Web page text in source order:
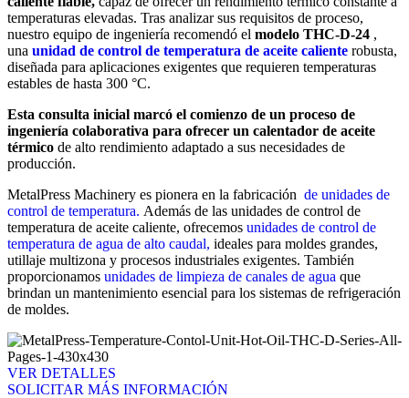
temperaturas elevadas. Tras analizar sus requisitos de proceso,
nuestro equipo de ingeniería recomendó el modelo THC-D-24 ,
una unidad de control de temperatura de aceite caliente robusta,
diseñada para aplicaciones exigentes que requieren temperaturas
estables de hasta 300 °C.
Esta consulta inicial marcó el comienzo de un proceso de
ingeniería colaborativa para ofrecer un calentador de aceite
térmico de alto rendimiento adaptado a sus necesidades de
producción.
MetalPress Machinery es pionera en la fabricación de unidades de
control de temperatura. Además de las unidades de control de
temperatura de aceite caliente, ofrecemos unidades de control de
temperatura de agua de alto caudal, ideales para moldes grandes,
utillaje multizona y procesos industriales exigentes. También
proporcionamos unidades de limpieza de canales de agua que
brindan un mantenimiento esencial para los sistemas de refrigeración
de moldes.
VER DETALLES
SOLICITAR MÁS INFORMACIÓN